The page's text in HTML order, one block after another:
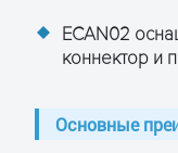
ECAN02
коннектор и
Основные